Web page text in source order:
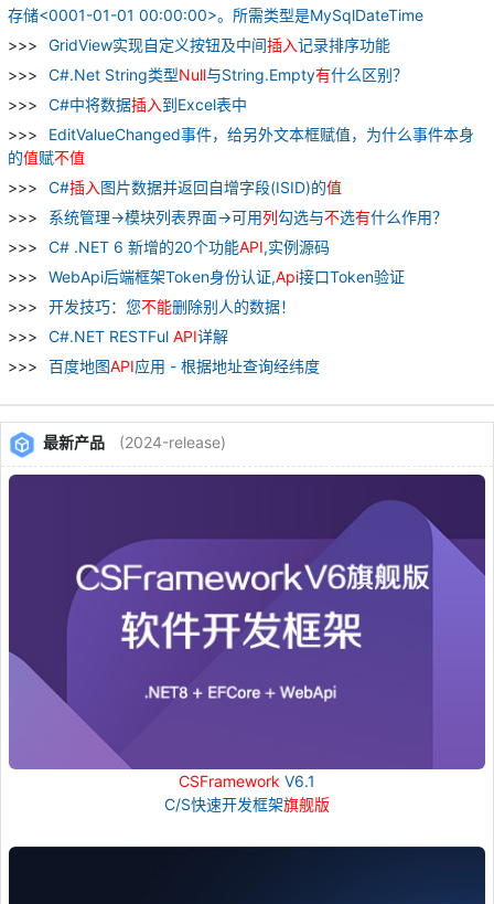
存储<0001-01-01 00:00:00>。所需类型是MySqlDateTime
GridView实现自定义按钮及中间插入记录排序功能
C#.Net String类型Null与String.Empty有什么区别？
C#中将数据插入到Excel表中
EditValueChanged事件，给另外文本框赋值，为什么事件本身
的值赋不值
C#插入图片数据并返回自增字段(ISID)的值
系统管理->模块列表界面->可用列勾选与不选有什么作用？
C# .NET 6 新增的20个功能API,实例源码
WebApi后端框架Token身份认证,Api接口Token验证
开发技巧：您不能删除别人的数据！
C#.NET RESTFul API详解
百度地图API应用 - 根据地址查询经纬度
最新产品 (2024-release)
CSFramework V6.1
C/S快速开发框架旗舰版